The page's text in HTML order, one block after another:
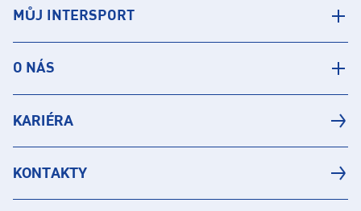
MŮJ INTERSPORT
O NÁS
KARIÉRA
KONTAKTY